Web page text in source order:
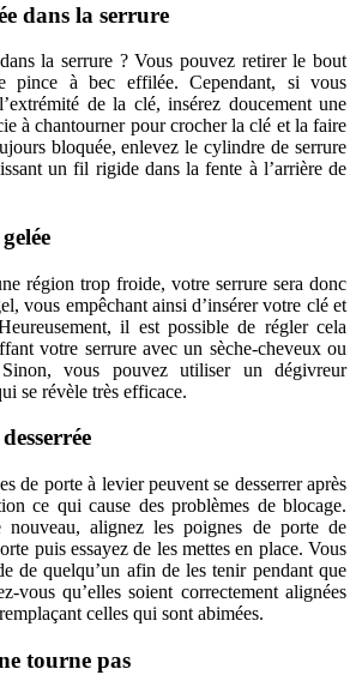
dans la serrure
la serrure ? Vous pouvez retirer le bout
pince à bec effilée. Cependant, si vous
de la clé, insérez doucement une
à chantourner pour crocher la clé et la faire
bloquée, enlevez le cylindre de serrure
un fil rigide dans la fente à l’arrière de
région trop froide, votre serrure sera donc
vous empêchant ainsi d’insérer votre clé et
il est possible de régler cela
votre serrure avec un sèche-cheveux ou
vous pouvez utiliser un dégivreur
se révèle très efficace.
de porte à levier peuvent se desserrer après
ce qui cause des problèmes de blocage.
alignez les poignes de porte de
puis essayez de les mettes en place. Vous
de quelqu’un afin de les tenir pendant que
vous qu’elles soient correctement alignées
celles qui sont abimées.
tourne pas